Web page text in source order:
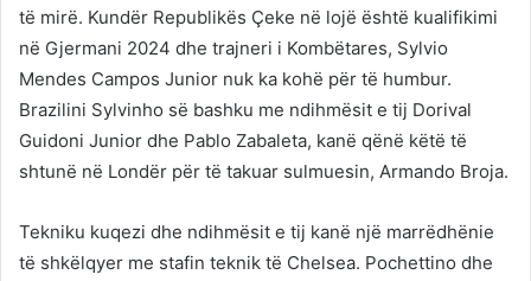
të mirë. Kundër Republikës Çeke në lojë është kualifikimi
në Gjermani 2024 dhe trajneri i Kombëtares, Sylvio
Mendes Campos Junior nuk ka kohë për të humbur.
Brazilini Sylvinho së bashku me ndihmësit e tij Dorival
Guidoni Junior dhe Pablo Zabaleta, kanë qënë këtë të
shtunë në Londër për të takuar sulmuesin, Armando Broja.
Tekniku kuqezi dhe ndihmësit e tij kanë një marrëdhënie
të shkëlqyer me stafin teknik të Chelsea. Pochettino dhe